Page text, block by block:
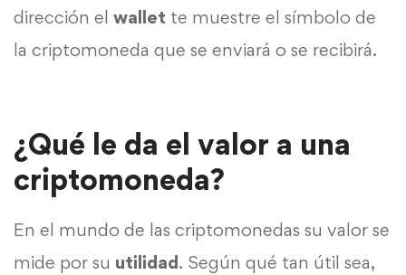
dirección el wallet te muestre el símbolo de
la criptomoneda que se enviará o se recibirá.
¿Qué le da el valor a una
criptomoneda?
En el mundo de las criptomonedas su valor se
mide por su utilidad. Según qué tan útil sea,